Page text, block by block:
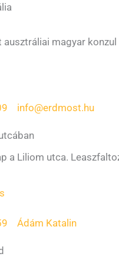
ausztráliai magyar
info@erdmost.hu
a Liliom utca.
Ádám Katalin